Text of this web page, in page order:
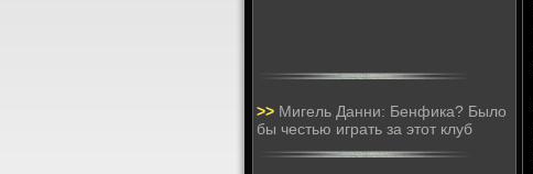
>> Мигель Данни: Бенфика? Было
бы честью играть за этот клуб